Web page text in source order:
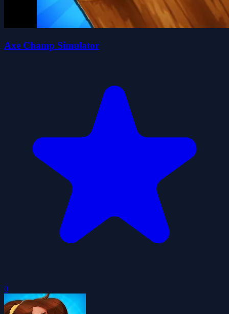
Axe Champ Simulator
0